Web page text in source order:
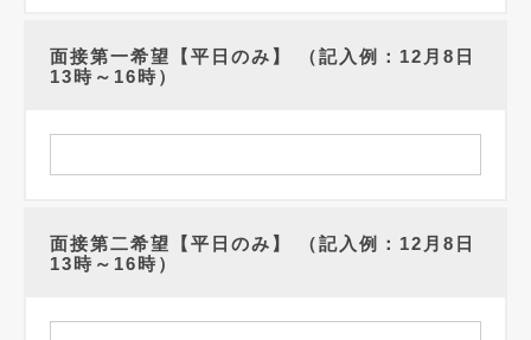
面接第一希望【平日のみ】 （記入例：12月8日
13時～16時）
面接第二希望【平日のみ】 （記入例：12月8日
13時～16時）